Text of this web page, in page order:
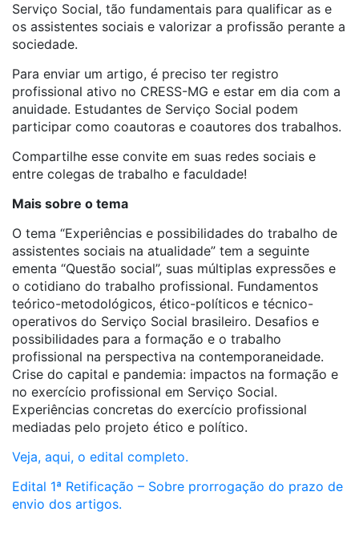
Serviço Social, tão fundamentais para qualificar as e
os assistentes sociais e valorizar a profissão perante a
sociedade.
Para enviar um artigo, é preciso ter registro
profissional ativo no CRESS-MG e estar em dia com a
anuidade. Estudantes de Serviço Social podem
participar como coautoras e coautores dos trabalhos.
Compartilhe esse convite em suas redes sociais e
entre colegas de trabalho e faculdade!
Mais sobre o tema
O tema “Experiências e possibilidades do trabalho de
assistentes sociais na atualidade” tem a seguinte
ementa “Questão social”, suas múltiplas expressões e
o cotidiano do trabalho profissional. Fundamentos
teórico-metodológicos, ético-políticos e técnico-
operativos do Serviço Social brasileiro. Desafios e
possibilidades para a formação e o trabalho
profissional na perspectiva na contemporaneidade.
Crise do capital e pandemia: impactos na formação e
no exercício profissional em Serviço Social.
Experiências concretas do exercício profissional
mediadas pelo projeto ético e político.
Veja, aqui, o edital completo.
Edital 1ª Retificação – Sobre prorrogação do prazo de
envio dos artigos.